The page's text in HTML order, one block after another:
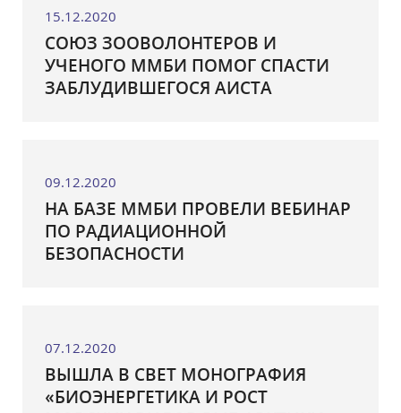
15.12.2020
СОЮЗ ЗООВОЛОНТЕРОВ И
УЧЕНОГО ММБИ ПОМОГ СПАСТИ
ЗАБЛУДИВШЕГОСЯ АИСТА
09.12.2020
НА БАЗЕ ММБИ ПРОВЕЛИ ВЕБИНАР
ПО РАДИАЦИОННОЙ
БЕЗОПАСНОСТИ
07.12.2020
ВЫШЛА В СВЕТ МОНОГРАФИЯ
«БИОЭНЕРГЕТИКА И РОСТ